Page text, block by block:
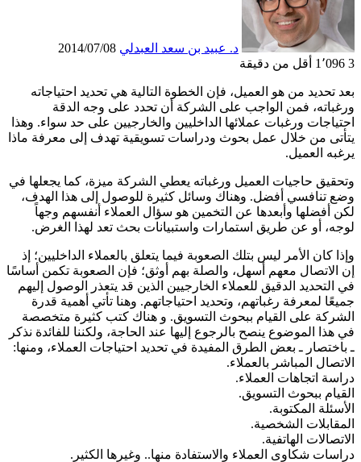
د. عبيد بن سعد العبدلي 2014/07/08
3
أقل من دقيقة
بعد تحديد من هو العميل، فإن الخطوة التالية هي تحديد احتياجاته
ورغباته، فمن الواجب على الشركة أن تحدد على وجه الدقة
احتياجات ورغبات عملائها الداخليين والخارجيين على حد سواء. وهذا
يتأتى من خلال عمل بحوث ودراسات تسويقية تهدف إلى معرفة ماذا
يرغبه العميل.
وتحقيق حاجيات العميل ورغباته يعطي الشركة ميزة، كما يجعلها في
وضع تنافسي أفضل. وهناك وسائل كثيرة للوصول إلى هذا الهدف،
لكن أفضلها وأبعدها عن التخمين هو سؤال العملاء أنفسهم وجهاً
لوجه، أو عن طريق استمارات واستبيانات بحث تعد لهذا الغرض.
وإذا كان الأمر ليس بتلك الصعوبة فيما يتعلق بالعملاء الداخليين؛ إذ
إن الاتصال معهم أسهل، والصلة بهم أوثق؛ فإن الصعوبة تكمن أساسًا
في التحديد الدقيق للعملاء الخارجيين الذين قد يتعذر الوصول إليهم
جميعًا لمعرفة رغباتهم، وتحديد احتياجاتهم. وهنا تأتي أهمية قدرة
الشركة على القيام ببحوث التسويق. و هناك كتب كثيرة متخصصة
في هذا الموضوع ينصح بالرجوع إليها عند الحاجة، ولكننا للفائدة نذكر
ـ باختصار ـ بعض الطرق المفيدة في تحديد احتياجات العملاء، ومنها:
الاتصال المباشر بالعملاء.
دراسة اتجاهات العملاء.
القيام ببحوث التسويق.
الأسئلة المكتوبة.
المقابلات الشخصية.
الاتصالات الهاتفية.
دراسات شكاوى العملاء والاستفادة منها.. وغيرها الكثير.